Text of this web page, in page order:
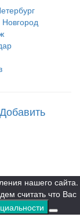
Добавить
нашего сайта.
считать что Вас